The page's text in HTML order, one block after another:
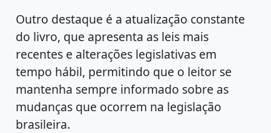
Outro destaque é a atualização constante
do livro, que apresenta as leis mais
recentes e alterações legislativas em
tempo hábil, permitindo que o leitor se
mantenha sempre informado sobre as
mudanças que ocorrem na legislação
brasileira.